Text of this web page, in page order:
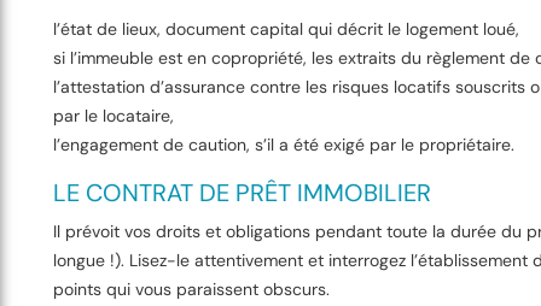
l’état de lieux, document capital qui décrit le logement loué,
si l’immeuble est en copropriété, les extraits du règlement de
l’attestation d’assurance contre les risques locatifs souscrits
par le locataire,
l’engagement de caution, s’il a été exigé par le propriétaire.
LE CONTRAT DE PRÊT IMMOBILIER
Il prévoit vos droits et obligations pendant toute la durée du
longue !). Lisez-le attentivement et interrogez l’établissement
points qui vous paraissent obscurs.